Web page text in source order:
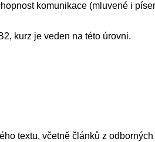
komunikace (mluvené i
kurz je veden na této úrovni.
textu, včetně článků z